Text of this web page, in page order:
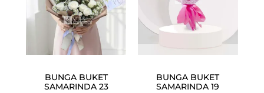
BUNGA BUKET
SAMARINDA 23
BUNGA BUKET
SAMARINDA 19